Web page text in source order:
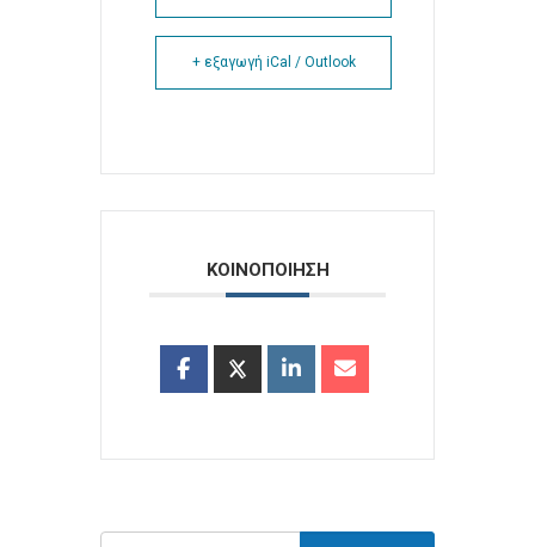
+ εξαγωγή iCal / Outlook
ΚΟΙΝΟΠΟΙΗΣΗ